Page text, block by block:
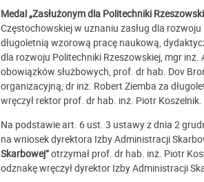
Medal „Zasłużonym dla Politechniki
Częstochowskiejw uznaniu zasług dla
długoletnią wzorową pracę naukową,
dla rozwoju Politechniki Rzeszowskiej, mgr
obowiązków służbowych, prof. dr hab. Dov
organizacyjną, dr inż. Robert Ziemba za
wręczył rektor prof. dr hab. inż. Piotr Koszelnik.
Na podstawie art. 6 ust. 3 ustawy z dnia 2
na wniosek dyrektora Izby Administracji
Skarbowej”otrzymał prof. dr hab. inż. Piotr
odznakę wręczył dyrektor Izby Administracji